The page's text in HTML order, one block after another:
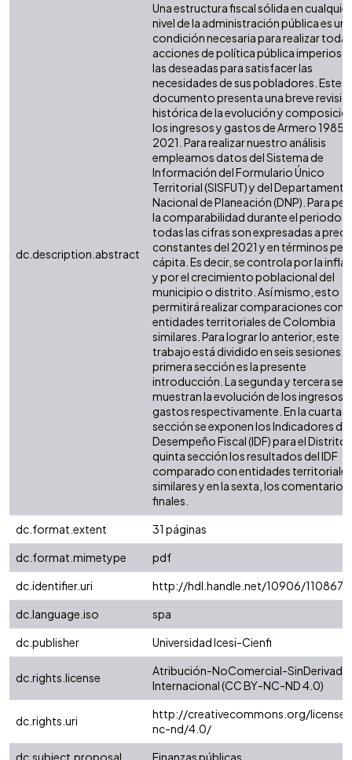
dc.description.abstract
Una estructura fiscal sólida en cualquier
nivel de la administración pública es una
condición necesaria para realizar
acciones de política pública
las deseadas para satisfacer las
necesidades de sus pobladores. Este
documento presenta una breve
histórica de la evolución y
los ingresos y gastos de Armero 1985 -
2021. Para realizar nuestro análisis
empleamos datos del Sistema de
Información del Formulario Único
Territorial (SISFUT) y del Departamento
Nacional de Planeación (DNP). Para
la comparabilidad durante el periodo,
todas las cifras son expresadas a
constantes del 2021 y en términos per
cápita. Es decir, se controla por la
y por el crecimiento poblacional del
municipio o distrito. Así mismo, esto
permitirá realizar comparaciones con
entidades territoriales de Colombia
similares. Para lograr lo anterior, este
trabajo está dividido en seis sesiones:
primera sección es la presente
introducción. La segunda y tercera
muestran la evolución de los ingresos
gastos respectivamente. En la cuarta
sección se exponen los Indicadores de
Desempeño Fiscal (IDF) para el Distrito.
quinta sección los resultados del IDF
comparado con entidades territoriales
similares y en la sexta, los comentarios
finales.
dc.format.extent
31 páginas
dc.format.mimetype
pdf
dc.identifier.uri
http://hdl.handle.net/10906/110867
dc.language.iso
spa
dc.publisher
Universidad Icesi-Cienfi
dc.rights.license
Atribución-NoComercial-
Internacional (CC BY-NC-ND 4.0)
dc.rights.uri
http://creativecommons.org/
nc-nd/4.0/
dc.subject.proposal
Finanzas públicas